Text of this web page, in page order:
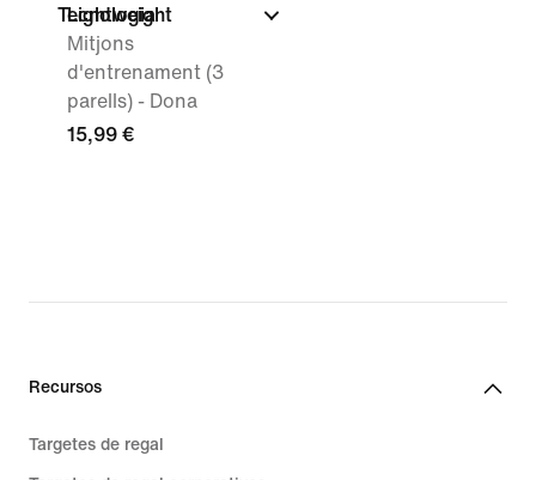
Tecnologia
Lightweight
Mitjons
d'entrenament (3
parells) - Dona
15,99 €
Recursos
Targetes de regal